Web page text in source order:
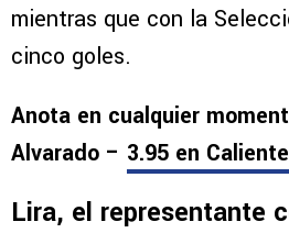
mientras que con la
cinco goles.
Anota en cualquier
Alvarado – 3.95 en
Lira, el representante